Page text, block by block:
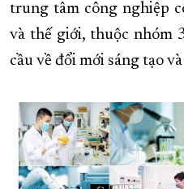
trung tâm công nghiệp
và thế giới, thuộc nhóm
cầu về đổi mới sáng tạo